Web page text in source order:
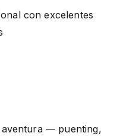
con excelentes
aventura — puenting,